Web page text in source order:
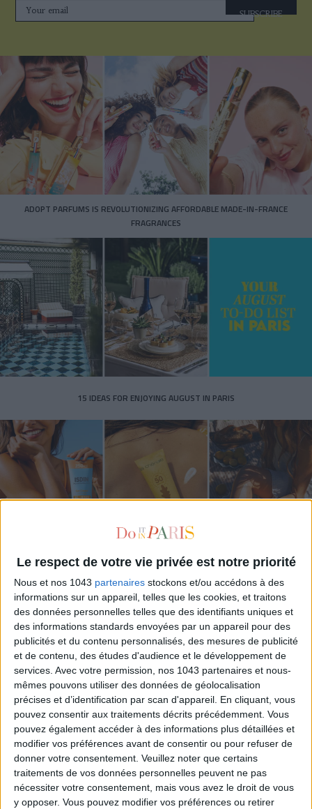
Le respect de votre vie privée est notre priorité
Nous et nos 1043 partenaires stockons et/ou accédons à des
informations sur un appareil, telles que les cookies, et traitons
des données personnelles telles que des identifiants uniques et
des informations standards envoyées par un appareil pour des
publicités et du contenu personnalisés, des mesures de publicité
et de contenu, des études d'audience et le développement de
services. Avec votre permission, nos 1043 partenaires et nous-
mêmes pouvons utiliser des données de géolocalisation
précises et d’identification par scan d'appareil. En cliquant, vous
pouvez consentir aux traitements décrits précédemment. Vous
pouvez également accéder à des informations plus détaillées et
modifier vos préférences avant de consentir ou pour refuser de
donner votre consentement. Veuillez noter que certains
traitements de vos données personnelles peuvent ne pas
nécessiter votre consentement, mais vous avez le droit de vous
y opposer. Vous pouvez modifier vos préférences ou retirer
SUBSCRIBE
ADOPT PARFUMS IS REVOLUTIONIZING AFFORDABLE MADE-IN-FRANCE
FRAGRANCES
15 IDEAS FOR ENJOYING AUGUST IN PARIS
SPF 50 SUNSCREENS YOU'LL ACTUALLY WANT TO SLATHER ON
THE BEST HOTELS FOR A SPA AND GASTRONOMY WEEKEND